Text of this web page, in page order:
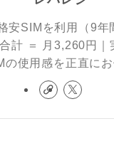
安SIMを利用（9年
計 ＝ 月3,260円｜
の使用感を正直にお